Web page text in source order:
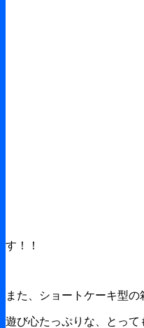
す！！
また、ショートケーキ型
遊び心たっぷりな、とっ